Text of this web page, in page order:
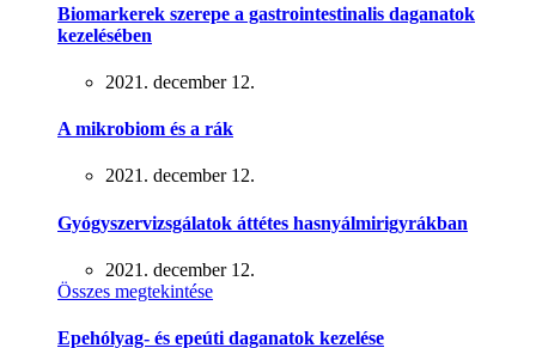
Biomarkerek szerepe a gastrointestinalis daganatok
kezelésében
2021. december 12.
A mikrobiom és a rák
2021. december 12.
Gyógyszervizsgálatok áttétes hasnyálmirigyrákban
2021. december 12.
Összes megtekintése
Epehólyag- és epeúti daganatok kezelése